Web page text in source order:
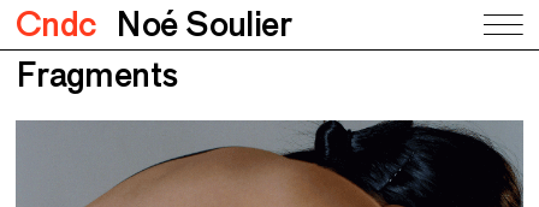
Cndc Noé Soulier
Fragments